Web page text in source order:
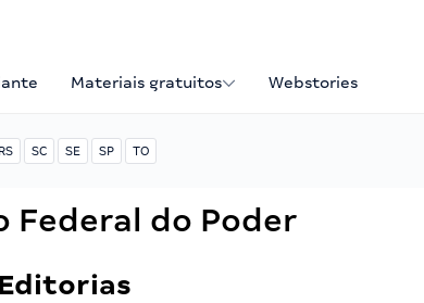
Materiais gratuitos Webstories
RS SC SE SP TO
Federal do Poder
Editorias